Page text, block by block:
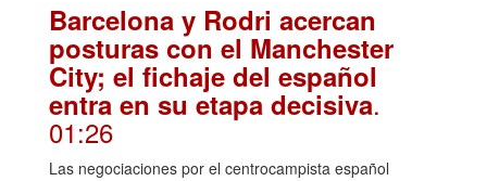
Barcelona y Rodri acercan
posturas con el Manchester
City; el fichaje del español
entra en su etapa decisiva.
01:26
Las negociaciones por el centrocampista español